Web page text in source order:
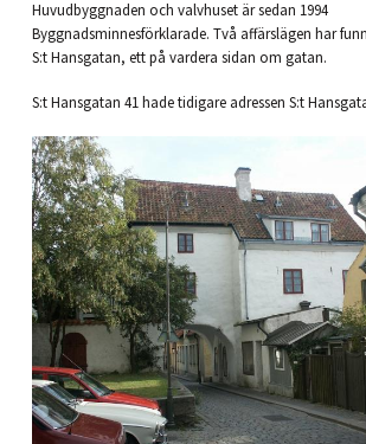
Huvudbyggnaden och valvhuset är sedan 1994
Byggnadsminnesförklarade. Två affärslägen har
S:t Hansgatan, ett på vardera sidan om gatan.
S:t Hansgatan 41 hade tidigare adressen S:t